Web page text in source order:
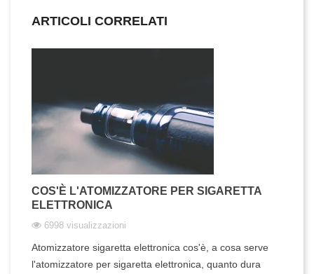
ARTICOLI CORRELATI
COS'È L'ATOMIZZATORE PER SIGARETTA
ELETTRONICA
6998 visualizzazioni
Atomizzatore sigaretta elettronica cos'è, a cosa serve
l'atomizzatore per sigaretta elettronica, quanto dura